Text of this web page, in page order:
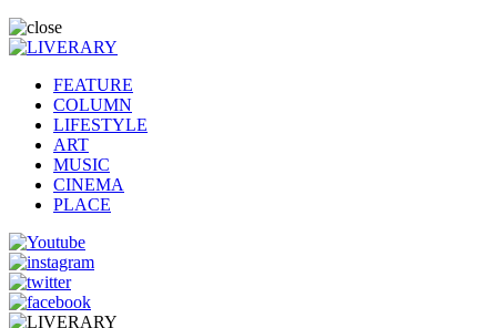
FEATURE
COLUMN
LIFESTYLE
ART
MUSIC
CINEMA
PLACE